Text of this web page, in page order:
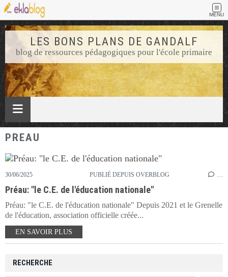
MENU
LES BONS PLANS DE GANDALF
blog de ressources pédagogiques pour l'école primaire
PREAU
30/06/2025 PUBLIÉ DEPUIS OVERBLOG …
Préau: "le C.E. de l'éducation nationale"
Préau: "le C.E. de l'éducation nationale" Depuis 2021 et le Grenelle
de l'éducation, association officielle créée...
EN SAVOIR PLUS
RECHERCHE